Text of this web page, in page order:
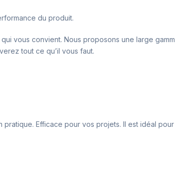
du produit.
vous convient. Nous proposons une large
tout ce qu’il vous faut.
Efficace pour vos projets. Il est idéal